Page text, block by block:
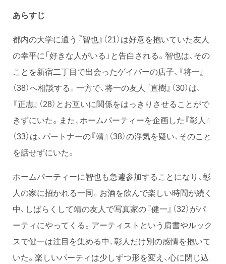
あらすじ
都内の大学に通う『智也』（21）は好意を抱いていた友人
の幸平に「好きな人がいる」と告白される。智也は、その
ことを新宿二丁目で出会ったゲイバーの店子、『将一』
（38）へ相談する。一方で、将一の友人『直樹』（30）は、
『正志』（28）とお互いに関係をはっきりさせることがで
きずにいた。また、ホームパーティーを企画した『彰人』
（33）は、パートナーの『靖』（38）の浮気を疑い、そのこと
を話せずにいた。
ホームパーティーに智也も急遽参加することになり、彰
人の家に招かれる一同。お酒を飲んで楽しい時間が続く
中、しばらくして靖の友人で写真家の『健一』（32）がパ
ーティにやってくる。アーティストという肩書やルック
スで健一は注目を集める中、彰人だけ別の感情を抱いて
いた。楽しいパーティは少しずつ形を変え、心に閉じ込